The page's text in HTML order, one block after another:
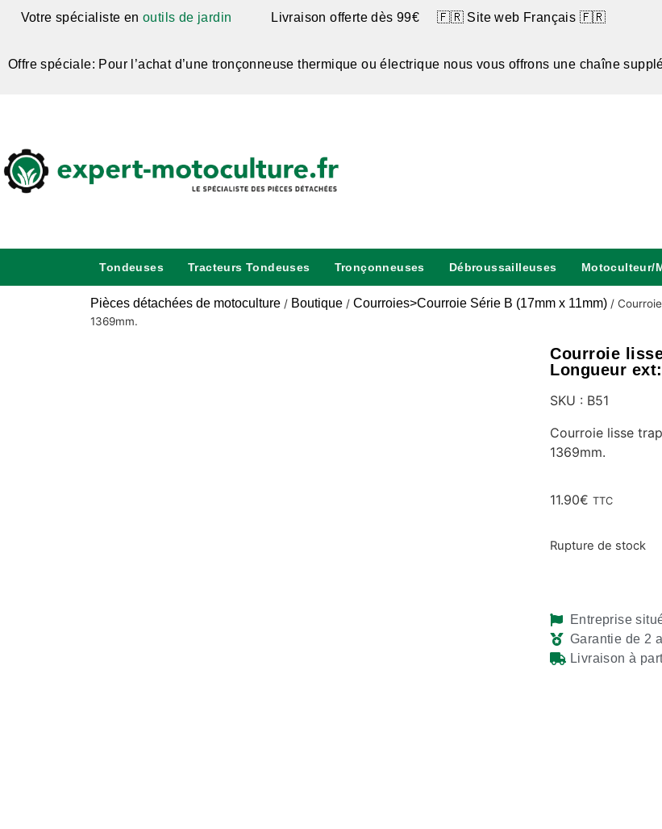
Votre spécialiste en outils de jardin Livraison offerte dès 99€ 🇫🇷 Site web Français 🇫🇷
Offre spéciale: Pour l’achat d’une tronçonneuse thermique ou électrique nous vous offrons une chaîne
Tondeuses Tracteurs Tondeuses Tronçonneuses Débroussailleuses Motoculteur/
Pièces détachées de motoculture / Boutique / Courroies>Courroie Série B (17mm x 11mm) /
1369mm.
Courroie
Longueur
SKU : B51
Courroie lisse
1369mm.
11.90€ TTC
Rupture de stock
Entreprise
Garantie de 2
Livraison à